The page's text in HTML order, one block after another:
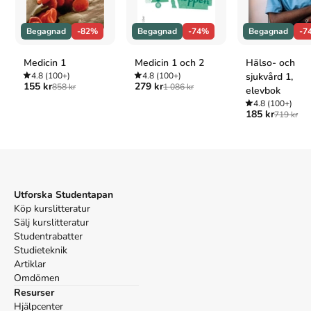
Begagnad -82%
Medicin 1
4.8 (100+)
155 kr858 kr
Begagnad -74%
Medicin 1 och 2
4.8 (100+)
279 kr1 086 kr
Begagnad -
Hälso- och
sjukvård 1,
elevbok
4.8 (100+)
185 kr719 kr
Utforska Studentapan
Köp kurslitteratur
Sälj kurslitteratur
Studentrabatter
Studieteknik
Artiklar
Omdömen
Resurser
Hjälpcenter